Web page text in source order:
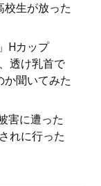
校生が放った
Hカップ
透け乳首で
か聞いてみた
害に遭った
れに行った